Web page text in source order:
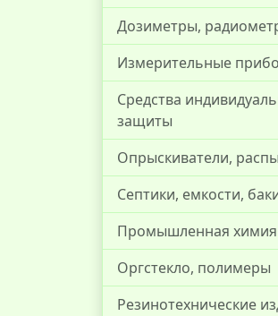
Дозиметры,
Измерительные
Средства
защиты
Опрыскиватели,
Септики, емкости,
Промышленная химия
Оргстекло, полимеры
Резинотехнические